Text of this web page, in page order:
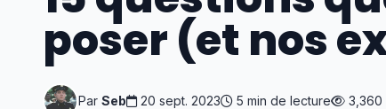
poser (et nos
Par Seb 20 sept. 2023 5 min de lecture 3,360